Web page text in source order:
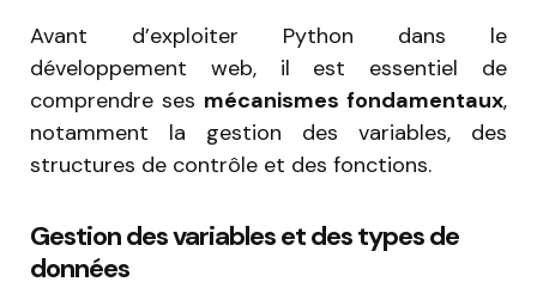
Avant d’exploiter Python dans le
développement web, il est essentiel de
comprendre ses mécanismes fondamentaux,
notamment la gestion des variables, des
structures de contrôle et des fonctions.
Gestion des variables et des types de
données